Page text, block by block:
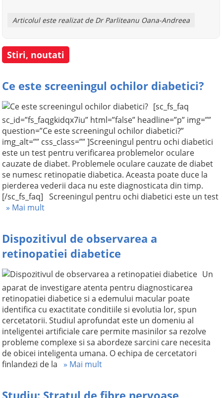
Articolul este realizat de Dr Parliteanu Oana-Andreea
Stiri, noutati
Ce este screeningul ochilor diabetici?
[sc_fs_faq
sc_id=”fs_faqgkidqx7iu” html=”false” headline=”p” img=””
question=”Ce este screeningul ochilor diabetici?”
img_alt=”” css_class=”” ]Screeningul pentru ochi diabetici
este un test pentru verificarea problemelor oculare
cauzate de diabet. Problemele oculare cauzate de diabet
se numesc retinopatie diabetica. Aceasta poate duce la
pierderea vederii daca nu este diagnosticata din timp.
[/sc_fs_faq] Screeningul pentru ochi diabetici este un test
» Mai mult
Dispozitivul de observarea a
retinopatiei diabetice
Un
aparat de investigare atenta pentru diagnosticarea
retinopatiei diabetice si a edemului macular poate
identifica cu exactitate conditiile si evolutia lor, spun
cercetatorii. Studiul aprofundat este un domeniu al
inteligentei artificiale care permite masinilor sa rezolve
probleme complexe si sa abordeze sarcini care necesita
de obicei inteligenta umana. O echipa de cercetatori
finlandezi de la » Mai mult
Studiu: Stratul de fibre nervoase